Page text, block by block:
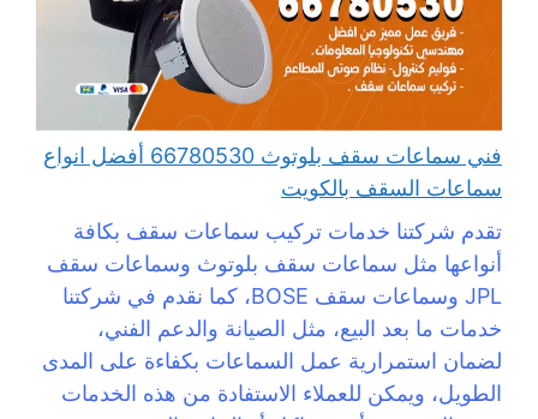
فني سماعات سقف بلوتوث 66780530 أفضل انواع
سماعات السقف بالكويت
تقدم شركتنا خدمات تركيب سماعات سقف بكافة
أنواعها مثل سماعات سقف بلوتوث وسماعات سقف
JPL وسماعات سقف BOSE، كما نقدم في شركتنا
خدمات ما بعد البيع، مثل الصيانة والدعم الفني،
لضمان استمرارية عمل السماعات بكفاءة على المدى
الطويل، ويمكن للعملاء الاستفادة من هذه الخدمات